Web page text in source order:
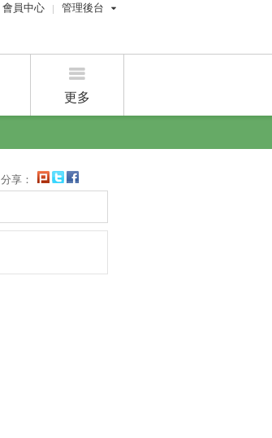
會員中心 管理後台
經紀人管理後台
設計師管理後台
更多
分享：